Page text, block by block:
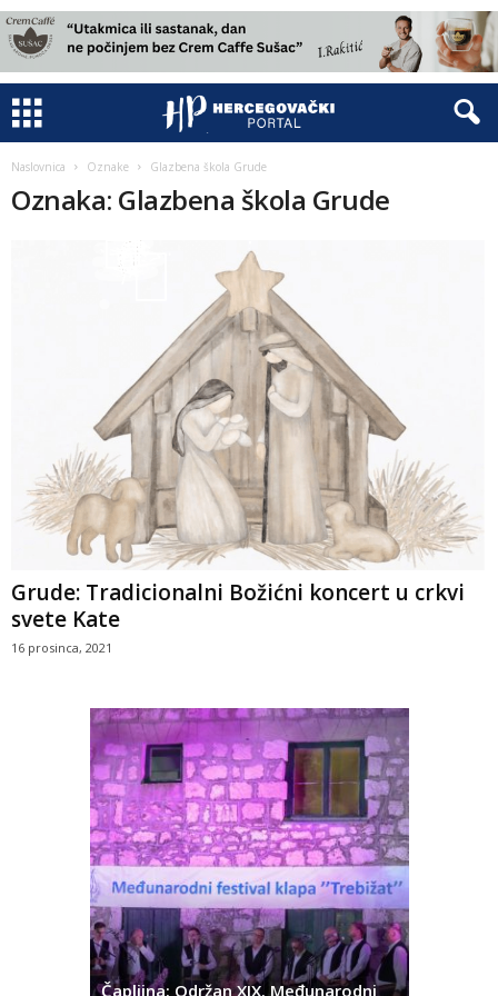
Naslovnica Oznake Glazbena škola Grude
Oznaka: Glazbena škola Grude
Grude: Tradicionalni Božićni koncert u crkvi
svete Kate
16 prosinca, 2021
Čapljina: Održan XIX. Međunarodni